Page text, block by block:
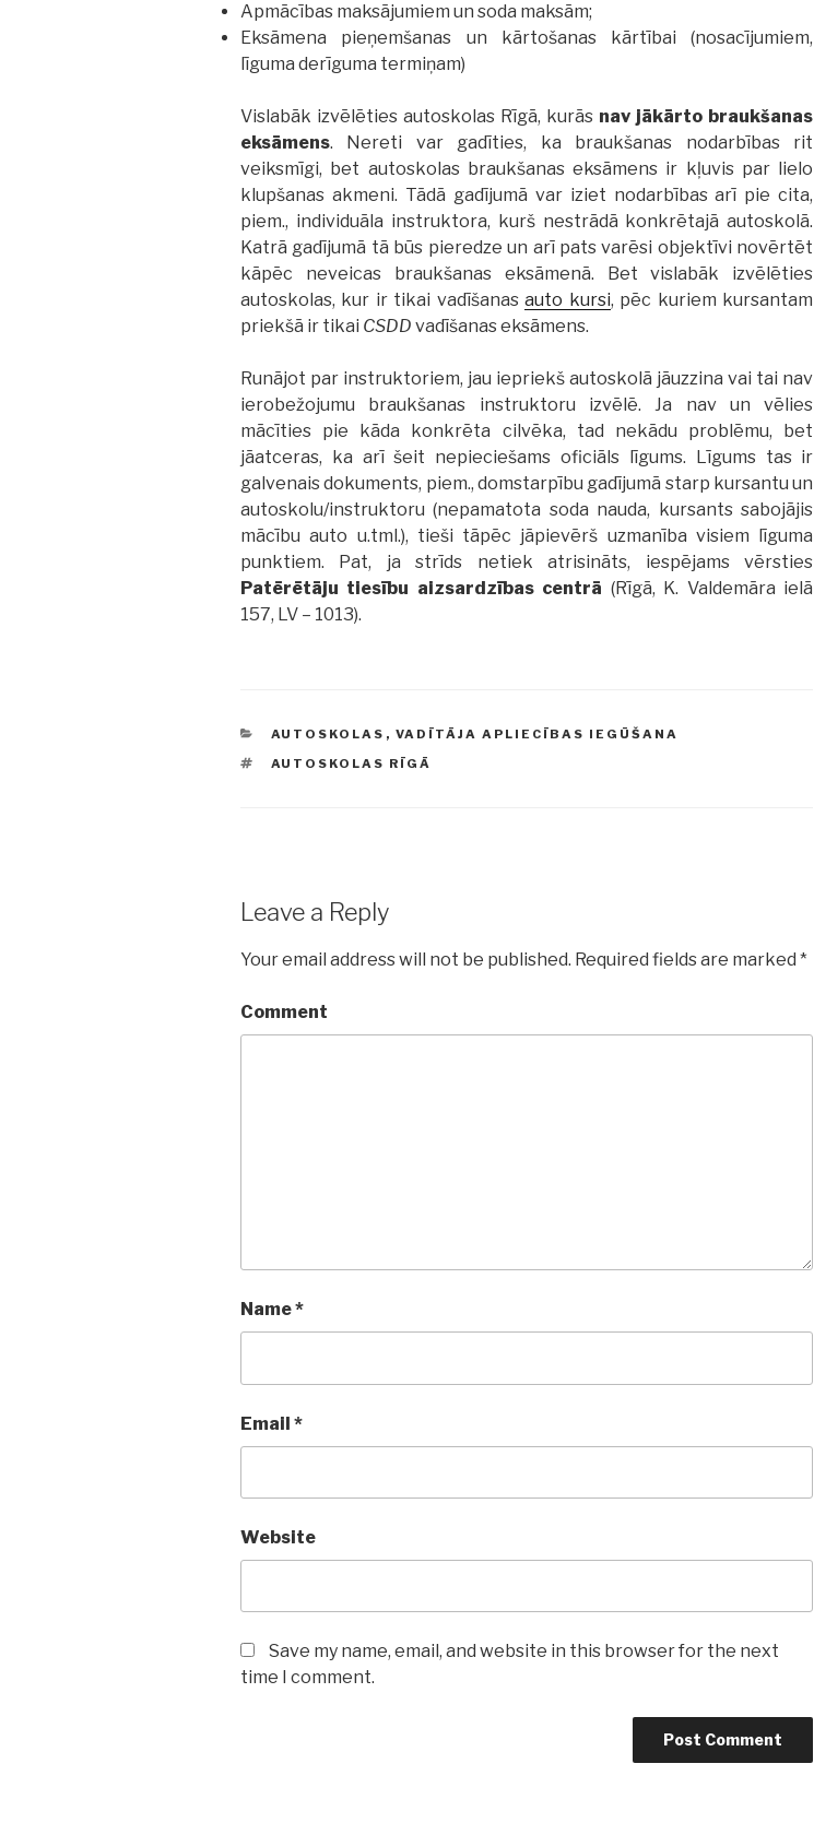
Apmācības maksājumiem un soda maksām;
Eksāmena pieņemšanas un kārtošanas kārtībai (nosacījumiem,
līguma derīguma termiņam)
Vislabāk izvēlēties autoskolas Rīgā, kurās nav jākārto braukšanas
eksāmens. Nereti var gadīties, ka braukšanas nodarbības rit
veiksmīgi, bet autoskolas braukšanas eksāmens ir kļuvis par lielo
klupšanas akmeni. Tādā gadījumā var iziet nodarbības arī pie cita,
piem., individuāla instruktora, kurš nestrādā konkrētajā autoskolā.
Katrā gadījumā tā būs pieredze un arī pats varēsi objektīvi novērtēt
kāpēc neveicas braukšanas eksāmenā. Bet vislabāk izvēlēties
autoskolas, kur ir tikai vadīšanasauto kursi, pēc kuriem kursantam
priekšā ir tikai CSDD vadīšanas eksāmens.
Runājot par instruktoriem, jau iepriekš autoskolā jāuzzina vai tai nav
ierobežojumu braukšanas instruktoru izvēlē. Ja nav un vēlies
mācīties pie kāda konkrēta cilvēka, tad nekādu problēmu, bet
jāatceras, ka arī šeit nepieciešams oficiāls līgums. Līgums tas ir
galvenais dokuments, piem., domstarpību gadījumā starp kursantu un
autoskolu/instruktoru (nepamatota soda nauda, kursants sabojājis
mācību auto u.tml.), tieši tāpēc jāpievērš uzmanība visiem līguma
punktiem. Pat, ja strīds netiek atrisināts, iespējams vērsties
Patērētāju tiesību aizsardzības centrā (Rīgā, K. Valdemāra ielā
157, LV – 1013).
CATEGORIES
AUTOSKOLAS , VADĪTĀJA APLIECĪBAS IEGŪŠANA
TAGS
AUTOSKOLAS RĪGĀ
Leave a Reply
Your email address will not be published. Required fields are marked *
Comment
Name*
Email *
Website
Save my name, email, and website in this browser for the next
time I comment.